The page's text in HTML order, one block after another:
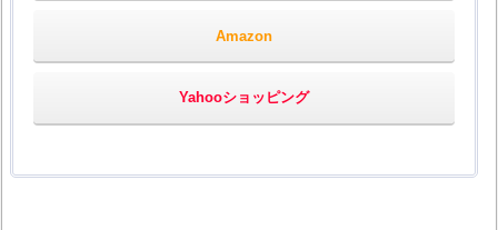
Amazon
Yahooショッピング